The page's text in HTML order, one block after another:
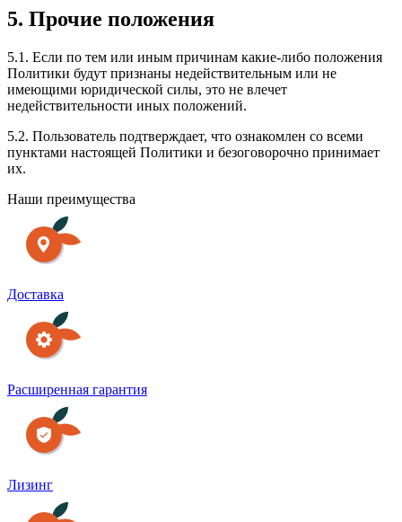
5. Прочие положения
5.1. Если по тем или иным причинам какие-либо положения
Политики будут признаны недействительным или не
имеющими юридической силы, это не влечет
недействительности иных положений.
5.2. Пользователь подтверждает, что ознакомлен со всеми
пунктами настоящей Политики и безоговорочно принимает
их.
Наши преимущества
Доставка
Расширенная гарантия
Лизинг